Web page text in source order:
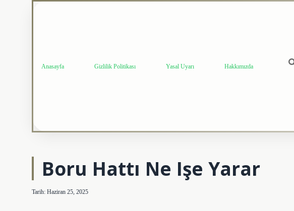
Anasayfa Gizlilik Politikası Yasal Uyarı Hakkımızda
Boru Hattı Ne Işe Yarar
Tarih: Haziran 25, 2025